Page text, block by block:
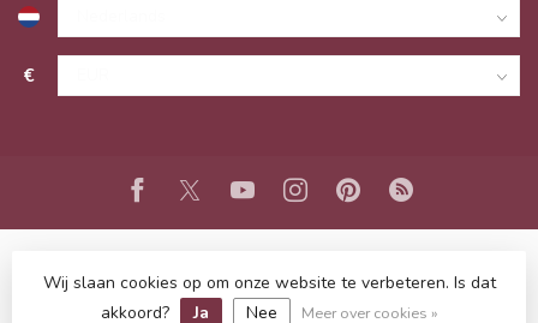
€
© Copyright 2026 www.lieffeling.nl- Powered byLightspeed-
Lightspeed design
Dyvelopment
Wij slaan cookies op om onze website te verbeteren. Is dat
akkoord?
Ja Nee Meer over cookies »